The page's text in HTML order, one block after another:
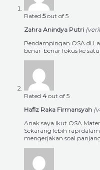
Rated 5out of 5
Zahra Anindya Putri
Pendampingan OSA di
benar-benar fokus ke
Rated 4 out of 5
Hafiz Raka Firmansyah
Anak saya ikut OSA
Sekarang lebih rapi
mengerjakan soal